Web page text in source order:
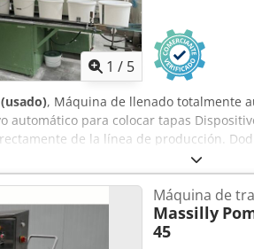
1 / 5
, Máquina de llenado totalmente
automático para colocar tapas
de la línea de producción.
Máquina de
Massilly
45